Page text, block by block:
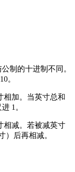
制的十进制不同。
。
相加。当英寸总和
1。
相减。若被减英寸
）后再相减。